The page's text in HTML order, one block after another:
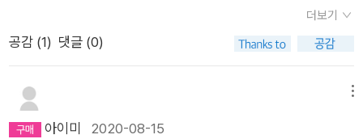
더보기
공감 (1) 댓글 (0)
아이미 2020-08-15